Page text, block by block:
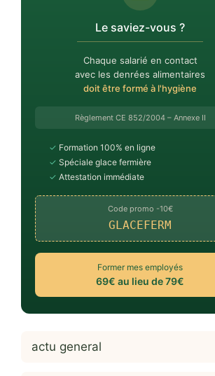
Le saviez-vous ?
Chaque salarié en contact
avec les denrées alimentaires
doit être formé à l'hygiène
Règlement CE 852/2004 – Annexe II
✓ Formation 100% en ligne
✓ Spéciale glace fermière
✓ Attestation immédiate
Code promo -10€
GLACEFERM
Former mes employés
69€ au lieu de 79€
actu general